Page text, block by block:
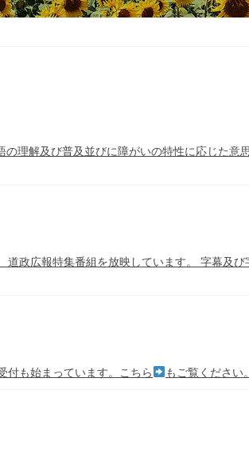
理解及び普及並びに障がいの特性に応じた意
政広報特集番組を放映しています。 字幕及
付も始まっています。こちら もご覧ください。